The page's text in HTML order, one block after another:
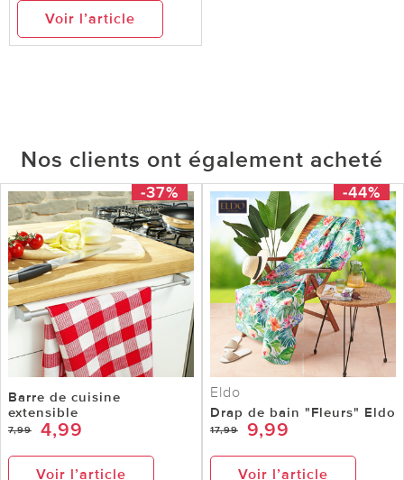
Voir l’article
Nos clients ont également acheté
-37%
Barre de cuisine
extensible
7,99 4,99
Voir l’article
-44%
Eldo
Drap de bain "Fleurs" Eldo
17,99 9,99
Voir l’article